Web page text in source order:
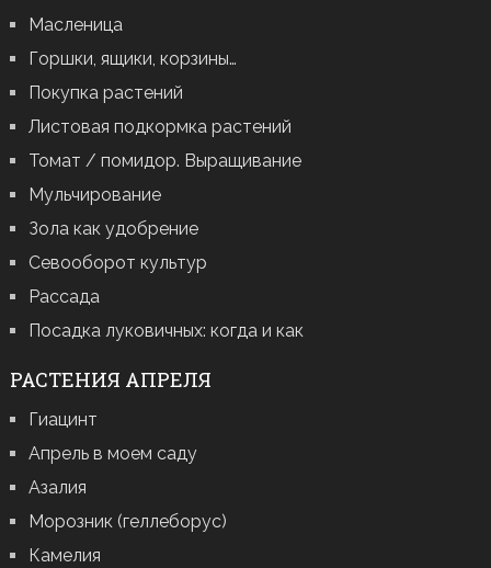
Масленица
Горшки, ящики, корзины…
Покупка растений
Листовая подкормка растений
Томат / помидор. Выращивание
Мульчирование
Зола как удобрение
Севооборот культур
Рассада
Посадка луковичных: когда и как
РАСТЕНИЯ АПРЕЛЯ
Гиацинт
Апрель в моем саду
Азалия
Морозник (геллеборус)
Камелия